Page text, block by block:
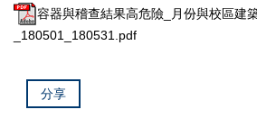
新生體檢
健康促進
健康餐飲
容器與稽查結果高危險_月份與校區建
_180501_180531.pdf
分享